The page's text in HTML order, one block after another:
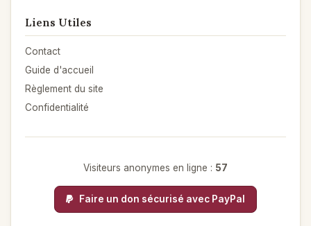
Liens Utiles
Contact
Guide d'accueil
Règlement du site
Confidentialité
Visiteurs anonymes en ligne : 57
Faire un don sécurisé avec PayPal